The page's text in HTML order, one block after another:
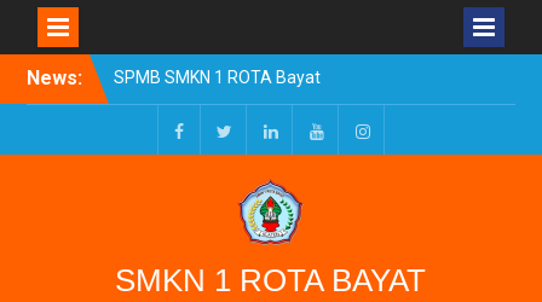
News:
SPMB SMKN 1 ROTA Bayat
Tahun Ajaran 2026/2027
Resmi Dibuka
Pengumuman Kelulusan
Tahun Ajaran 2025-2026
Realisasi Dana BOSP
Reguler Tahap 1 Tahun
FacebookTwitterLinkedInYoutubeInstagram
SMKN 1 ROTA BAYAT